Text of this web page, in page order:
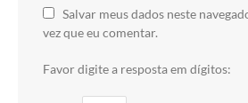
Salvar meus dados neste
vez que eu comentar.
Favor digite a resposta em dígitos: